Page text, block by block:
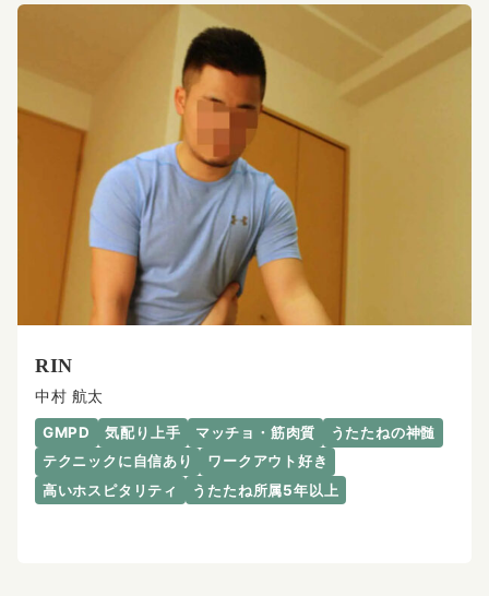
RIN
中村 航太
GMPD 気配り上手 マッチョ・筋肉質
うたたねの神髄
テクニックに自信あり
ワークアウト好き
高いホスピタリティ
うたたね所属5年以上